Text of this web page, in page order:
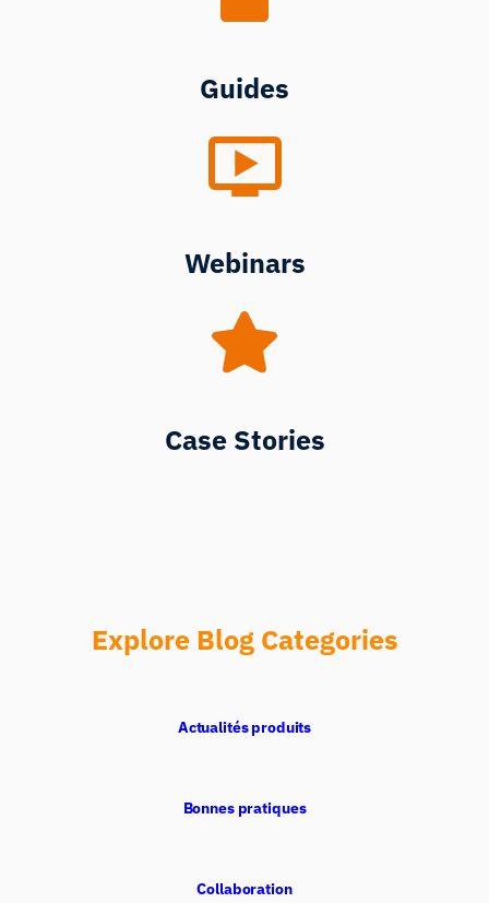
Guides
Webinars
Case Stories
Explore Blog Categories
Actualités produits
Bonnes pratiques
Collaboration